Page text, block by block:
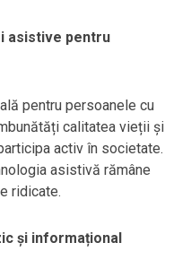
asistive pentru
pentru persoanele cu
calitatea vieții și
activ în societate.
asistivă rămâne
ridicate.
și informațional